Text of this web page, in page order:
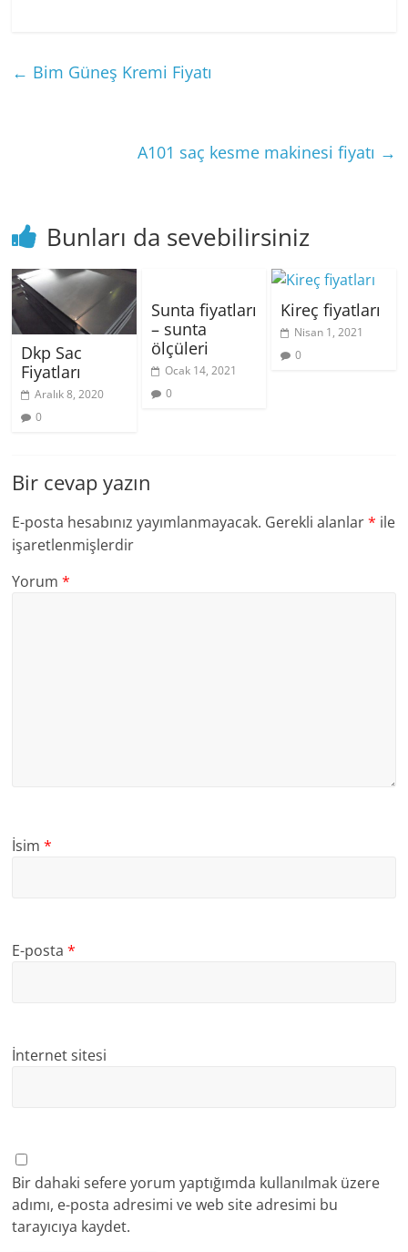
← Bim Güneş Kremi Fiyatı
A101 saç kesme makinesi fiyatı →
Bunları da sevebilirsiniz
Dkp Sac
Fiyatları
Aralık 8, 2020
0
Sunta fiyatları
– sunta
ölçüleri
Ocak 14, 2021
0
Kireç fiyatları
Nisan 1, 2021
0
Bir cevap yazın
E-posta hesabınız yayımlanmayacak. Gerekli alanlar* ile
işaretlenmişlerdir
Yorum*
İsim*
E-posta*
İnternet sitesi
Bir dahaki sefere yorum yaptığımda kullanılmak üzere
adımı, e-posta adresimi ve web site adresimi bu
tarayıcıya kaydet.